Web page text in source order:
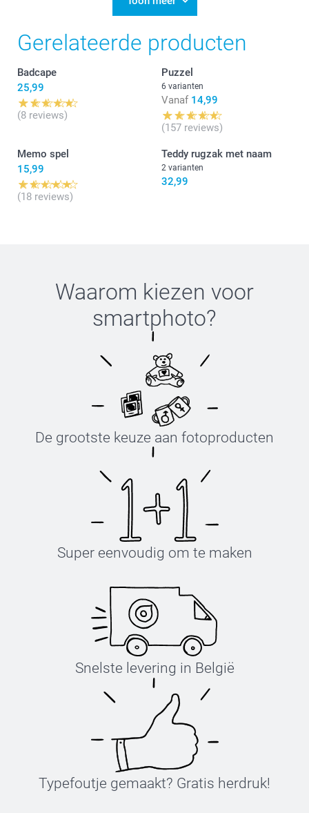
Chana @smartphoto
knuffel. Leuk dat ik aan jouw bestelling mocht
meewerken. Bedankt voor jouw mooie review.
Fijn weekend!
Nathalie @smartphoto
Gerelateerde producten
Badcape
25,99
(8 reviews)
Puzzel
6 varianten
Vanaf 14,99
(157 reviews)
Memo spel
15,99
(18 reviews)
Teddy rugzak met naam
2 varianten
32,99
Waarom kiezen voor
smartphoto?
De grootste keuze aan fotoproducten
Super eenvoudig om te maken
Snelste levering in België
Typefoutje gemaakt? Gratis herdruk!